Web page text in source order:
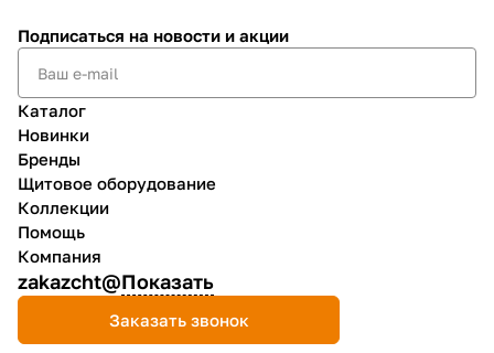
Подписаться на новости и акции
Каталог
Новинки
Бренды
Щитовое оборудование
Коллекции
Помощь
Компания
zakazcht@Показать
Заказать звонок